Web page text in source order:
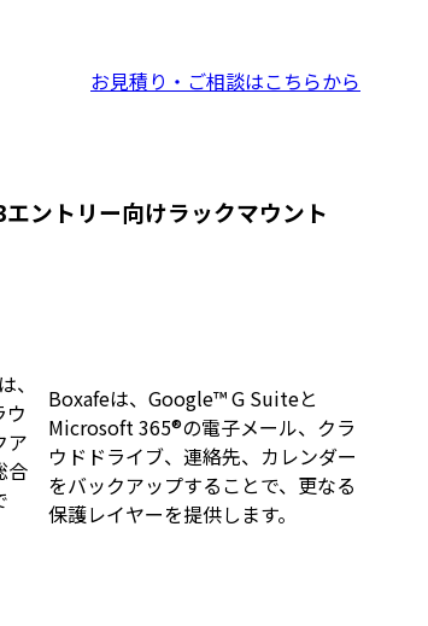
お見積り・ご相談はこちらから
ントリー向けラックマウント
、
ウ
ア
合
Boxafeは、Google™ G Suiteと
Microsoft 365®の電子メール、クラ
ウドドライブ、連絡先、カレンダー
をバックアップすることで、更なる
保護レイヤーを提供します。